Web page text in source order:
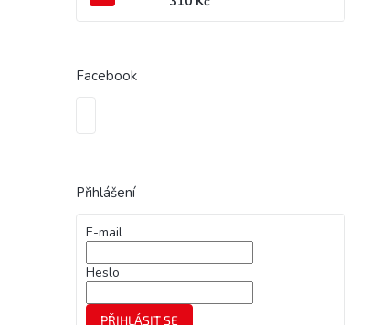
Facebook
Přihlášení
E-mail
Heslo
PŘIHLÁSIT SE